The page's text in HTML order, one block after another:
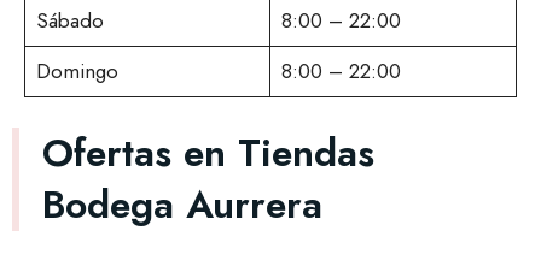
Sábado
8:00 – 22:00
Domingo
8:00 – 22:00
Ofertas en Tiendas
Bodega Aurrera